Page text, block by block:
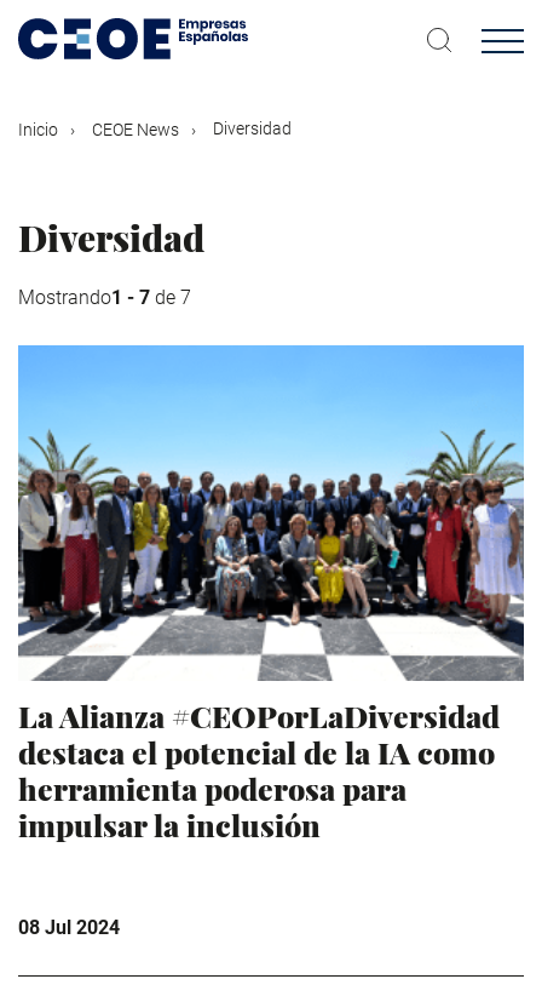
contenido
Inicio CEOE News Diversidad
Diversidad
Mostrando1 - 7 de 7
La Alianza #CEOPorLaDiversidad
destaca el potencial de la IA como
herramienta poderosa para
impulsar la inclusión
08 Jul 2024